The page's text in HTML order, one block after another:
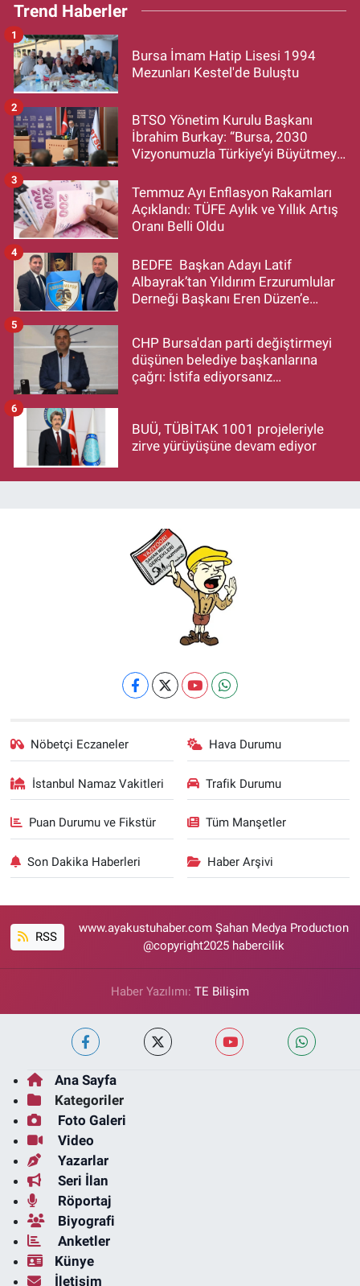
Trend Haberler
Bursa İmam Hatip Lisesi 1994
Mezunları Kestel'de Buluştu
1
BTSO Yönetim Kurulu Başkanı
İbrahim Burkay: “Bursa, 2030
Vizyonumuzla Türkiye’yi Büyütmeye
2
Temmuz Ayı Enflasyon Rakamları
Açıklandı: TÜFE Aylık ve Yıllık Artış
Oranı Belli Oldu
3
BEDFE Başkan Adayı Latif
Albayrak’tan Yıldırım Erzurumlular
Derneği Başkanı Eren Düzen’e
4
CHP Bursa'dan parti değiştirmeyi
düşünen belediye başkanlarına
çağrı: İstifa ediyorsanız
5
BUÜ, TÜBİTAK 1001 projeleriyle
zirve yürüyüşüne devam ediyor
6
Nöbetçi Eczaneler Hava Durumu
İstanbul Namaz Vakitleri Trafik Durumu
Puan Durumu ve Fikstür Tüm Manşetler
Son Dakika Haberleri Haber Arşivi
RSS
www.ayakustuhaber.com Şahan Medya Productıon
@copyright2025 habercilik
Haber Yazılımı: TE Bilişim
Ana Sayfa
Kategoriler
Foto Galeri
Video
Yazarlar
Seri İlan
Röportaj
Biyografi
Anketler
Künye
İletişim